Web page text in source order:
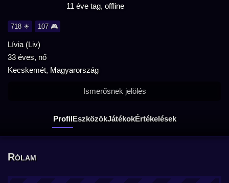
11 éve tag, offline
718 ☀ 107 🎮
Lívia (Liv)
33 éves, nő
Kecskemét, Magyarország
ProfilEszközökJátékokÉrtékelések
Ismerősnek jelölés
Rólam